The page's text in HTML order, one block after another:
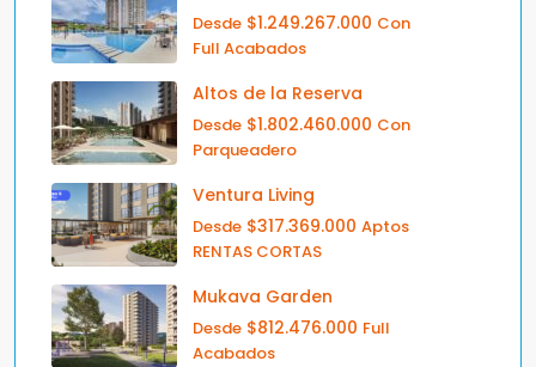
Desde $1.249.267.000 Con
Full Acabados
Altos de la Reserva
Desde $1.802.460.000 Con
Parqueadero
Ventura Living
Desde $317.369.000 Aptos
RENTAS CORTAS
Mukava Garden
Desde $812.476.000 Full
Acabados